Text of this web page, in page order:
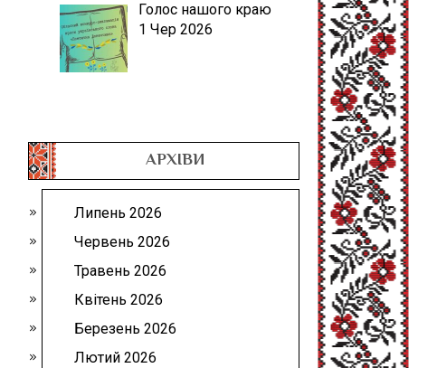
Голос нашого краю
1 Чер 2026
АРХІВИ
Липень 2026
Червень 2026
Травень 2026
Квітень 2026
Березень 2026
Лютий 2026